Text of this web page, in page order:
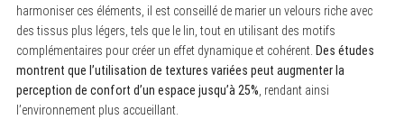
harmoniser ces éléments, il est conseillé de marier un velours riche avec
des tissus plus légers, tels que le lin, tout en utilisant des motifs
complémentaires pour créer un effet dynamique et cohérent. Des études
montrent que l’utilisation de textures variées peut augmenter la
perception de confort d’un espace jusqu’à 25%, rendant ainsi
l’environnement plus accueillant.